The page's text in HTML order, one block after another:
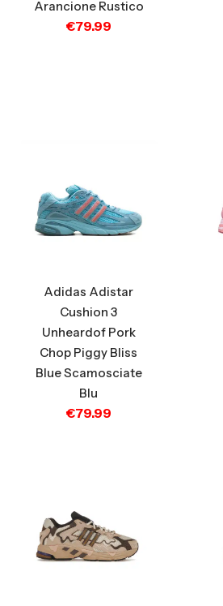
Arancione Rustico
€79.99
Adidas Adistar
Cushion 3
Unheardof Pork
Chop Piggy Bliss
Blue Scamosciate
Blu
€79.99